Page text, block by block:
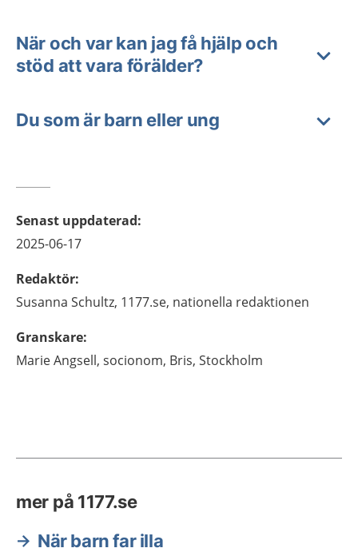
När och var kan jag få hjälp och
stöd att vara förälder?
Du som är barn eller ung
Senast uppdaterad:
2025-06-17
Redaktör:
Susanna Schultz, 1177.se, nationella redaktionen
Granskare:
MarieAngsell, socionom, Bris, Stockholm
mer på 1177.se
När barn far illa